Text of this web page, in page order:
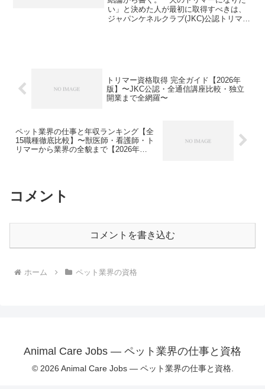
い」と決めた人が最初に取得すべきは、
ジャパンケネルクラブ(JKC)公認トリマー
トリマー資格取得 完全ガイド【2026年
版】〜JKC公認・全通信講座比較・独立
開業まで全網羅〜
ペット業界の仕事と年収ランキング【全
15職種徹底比較】〜獣医師・看護師・ト
リマーから業界の全貌まで【2026年
コメント
コメントを書き込む
ホーム ペット業界の資格
Animal Care Jobs — ペット業界の仕事と資格
© 2026 Animal Care Jobs — ペット業界の仕事と資格.